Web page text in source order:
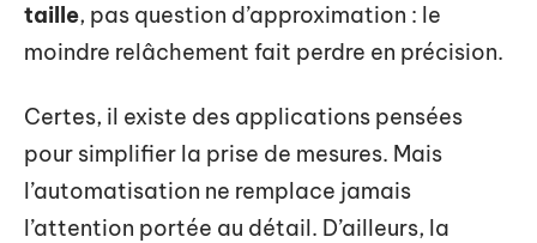
taille, pas question d’approximation : le
moindre relâchement fait perdre en précision.
Certes, il existe des applications pensées
pour simplifier la prise de mesures. Mais
l’automatisation ne remplace jamais
l’attention portée au détail. D’ailleurs, la